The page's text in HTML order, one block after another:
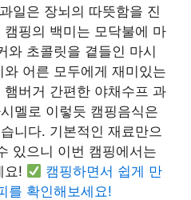
일은 장뇌의 따뜻함을 진
핑의 백미는 모닥불에 마
와 초콜릿을 곁들인 마시
어른 모두에게 재미있는
버거 간편한 야채수프 과
멜로 이렇듯 캠핑음식은
니다. 기본적인 재료만으
있으니 이번 캠핑에서는
요!
캠핑하면서 쉽게 만
를 확인해보세요!